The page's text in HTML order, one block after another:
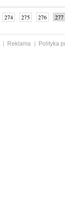
274 275 276 277
Reklama
Polityka